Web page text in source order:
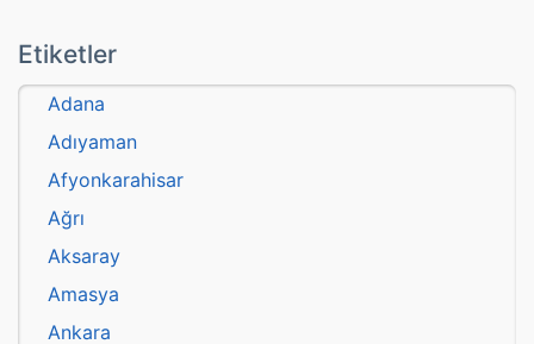
Etiketler
Adana
Adıyaman
Afyonkarahisar
Ağrı
Aksaray
Amasya
Ankara